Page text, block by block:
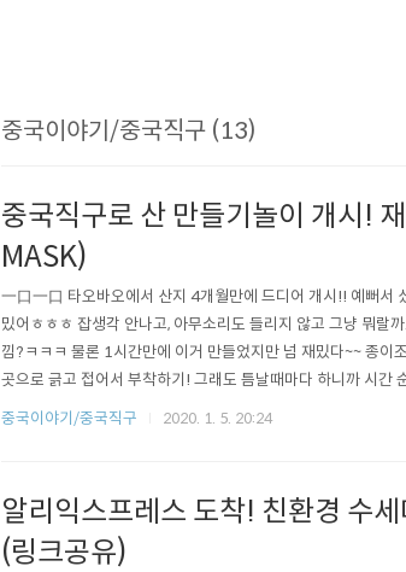
중국이야기/중국직구 (13)
중국직구로 산 만들기놀이 개시!
MASK)
一口一口 타오바오에서 산지 4개월만에 드디어 개시!! 예뻐서
밌어ㅎㅎㅎ 잡생각 안나고, 아무소리도 들리지 않고 그냥 뭐랄
낌?ㅋㅋㅋ 물론 1시간만에 이거 만들었지만 넘 재밌다~~ 종
곳으로 긁고 접어서 부착하기! 그래도 틈날때마다 하니까 시간
적으로 하는 방법은 같고, 접는 방법이 달라요. ---- 선과 -ㅡ-ㅡ
중국이야기/중국직구 2020. 1. 5. 20:24
알리익스프레스 도착! 친환경 수
(링크공유)